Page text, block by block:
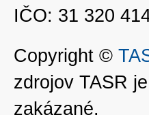
IČO: 31 320
Copyright ©
zdrojov TASR
zakázané.